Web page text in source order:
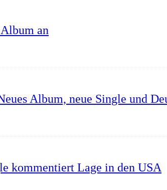
an
Album, neue Single und
kommentiert Lage in den USA